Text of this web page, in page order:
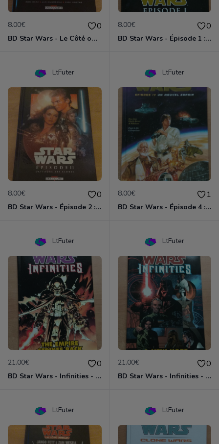
8.00€ 0
BD Star Wars - Le Côté obscur T02 - Dark Maul
8.00€ 0
BD Star Wars - Épisode 1 : la menace fantôme
LtFuter
8.00€ 0
BD Star Wars - Épisode 2 : l'attaque des clones
LtFuter
8.00€ 1
BD Star Wars - Épisode 4 : Un nouvel espoir
LtFuter
21.00€ 0
BD Star Wars - Infinities - The Empire Strike Back (VO)
LtFuter
21.00€ 0
BD Star Wars - Infinities - A New Hope (VO)
LtFuter LtFuter